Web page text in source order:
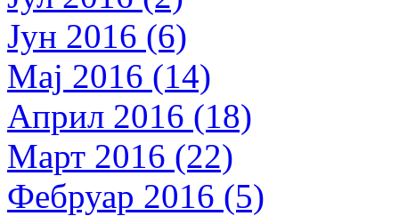
Јун 2016 (6)
Мај 2016 (14)
Април 2016 (18)
Март 2016 (22)
Фебруар 2016 (5)